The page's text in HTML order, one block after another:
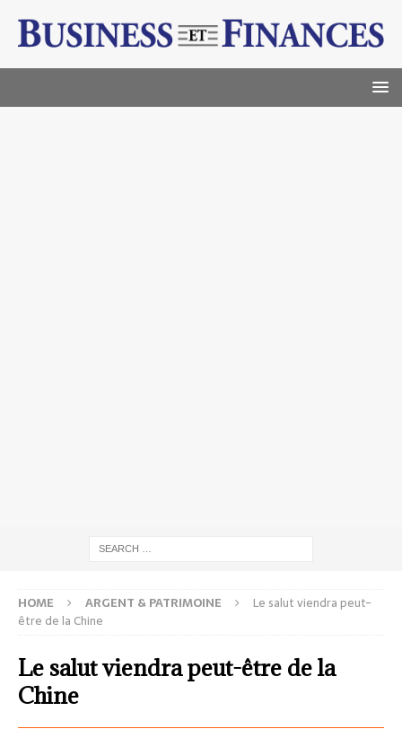
HOME ARGENT & PATRIMOINE
Le salut viendra peut-
être de la Chine
Le salut viendra peut-être de la
Chine